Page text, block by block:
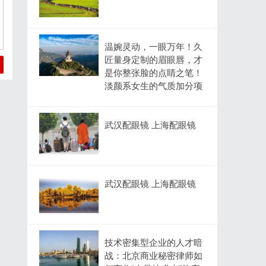
温婉灵动，一眼万年！久
匠量身定制的眉眼唇，才
是你整张脸的点睛之笔！
淡颜系女生的气质加分项
武汉配眼镜 上海配眼镜
武汉配眼镜 上海配眼镜
技术密集型企业的人才暗
战：北京商业秘密律师如